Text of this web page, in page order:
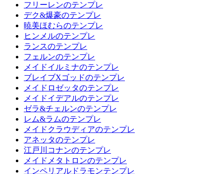
フリーレンのテンプレ
デク&爆豪のテンプレ
暁美ほむらのテンプレ
ヒンメルのテンプレ
ランスのテンプレ
フェルンのテンプレ
メイドイルミナのテンプレ
ブレイブXゴッドのテンプレ
メイドロゼッタのテンプレ
メイドイデアルのテンプレ
ゼラ&チェルンのテンプレ
レム&ラムのテンプレ
メイドクラウディアのテンプレ
アネッタのテンプレ
江戸川コナンのテンプレ
メイドメタトロンのテンプレ
インペリアルドラモンテンプレ